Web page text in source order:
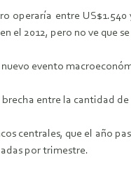
operaría entre
el 2012, pero no ve que
nuevo evento
brecha entre la cantidad
centrales, que el año
por trimestre.